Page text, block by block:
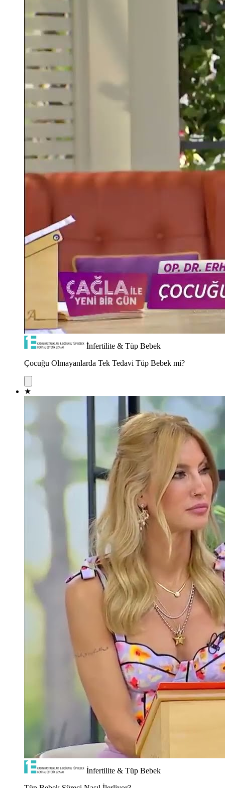
İnfertilite & Tüp Bebek
Çocuğu Olmayanlarda Tek Tedavi Tüp Bebek mi?
★
İnfertilite & Tüp Bebek